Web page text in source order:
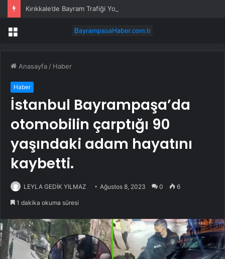
Kırıkkale’de Bayram Trafiği Yoğunlaştı
Menü
Anasayfa / Haber
Haber
İstanbul Bayrampaşa’da
otomobilin çarptığı 90
yaşındaki adam hayatını
kaybetti.
LEYLA GEDİK YILMAZ Ağustos 8, 2023 0 6
1 dakika okuma süresi